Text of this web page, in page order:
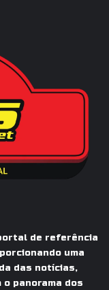
de referência
uma
das notícias,
panorama dos